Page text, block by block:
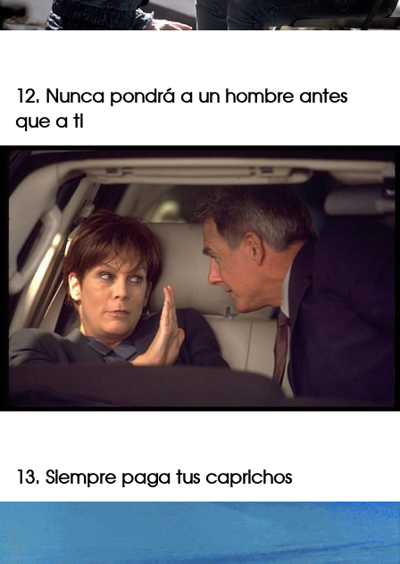
12. Nunca pondrá a un hombre antes
que a ti
13. Siempre paga tus caprichos